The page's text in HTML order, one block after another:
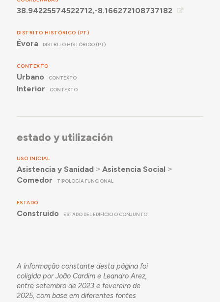
38.94225574522712,-8.166272108737182
DISTRITO HISTÓRICO (PT)
Évora DISTRITO HISTÓRICO (PT)
CONTEXTO
Urbano CONTEXTO
Interior CONTEXTO
estado y utilización
USO INICIAL
Asistencia y Sanidad ˃ Asistencia Social ˃
Comedor
TIPOLOGÍA FUNCIONAL
ESTADO
Construido ESTADO DEL EDIFÍCIO O CONJUNTO
A informação constante desta página foi
coligida por João Cardim e Leandro Arez,
entre setembro de 2023 e fevereiro de
2025, com base em diferentes fontes